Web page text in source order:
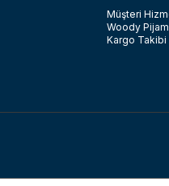
Müşteri
Woody
Kargo Takibi